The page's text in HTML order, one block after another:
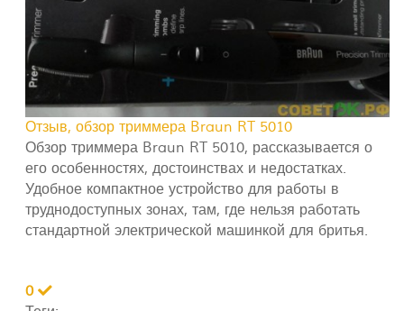
Отзыв, обзор триммера Braun RT 5010
Обзор триммера Braun RT 5010, рассказывается о
его особенностях, достоинствах и недостатках.
Удобное компактное устройство для работы в
труднодоступных зонах, там, где нельзя работать
стандартной электрической машинкой для бритья.
0